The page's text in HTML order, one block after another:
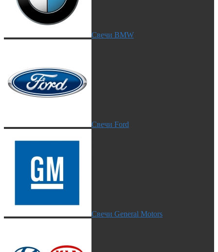
Свечи BMW
Свечи Ford
Свечи General Motors